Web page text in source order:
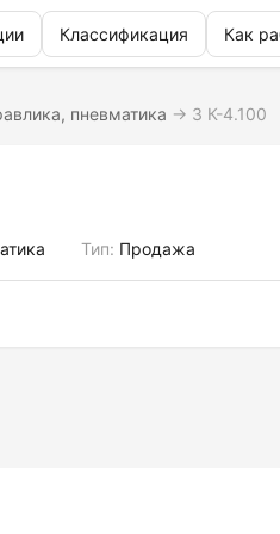
Классификация Как
пневматика → 3 К-4.100
Тип: Продажа